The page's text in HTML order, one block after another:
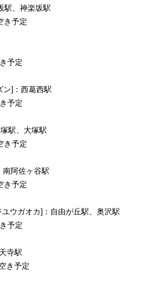
駅、神楽坂駅
き予定
予定
ン]：西葛西駅
予定
駅、大塚駅
き予定
南阿佐ヶ谷駅
き予定
ウガオカ]：自由が丘駅、奥沢駅
予定
寺駅
き予定